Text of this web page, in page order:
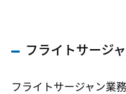
フライトサージ
フライトサージャン業